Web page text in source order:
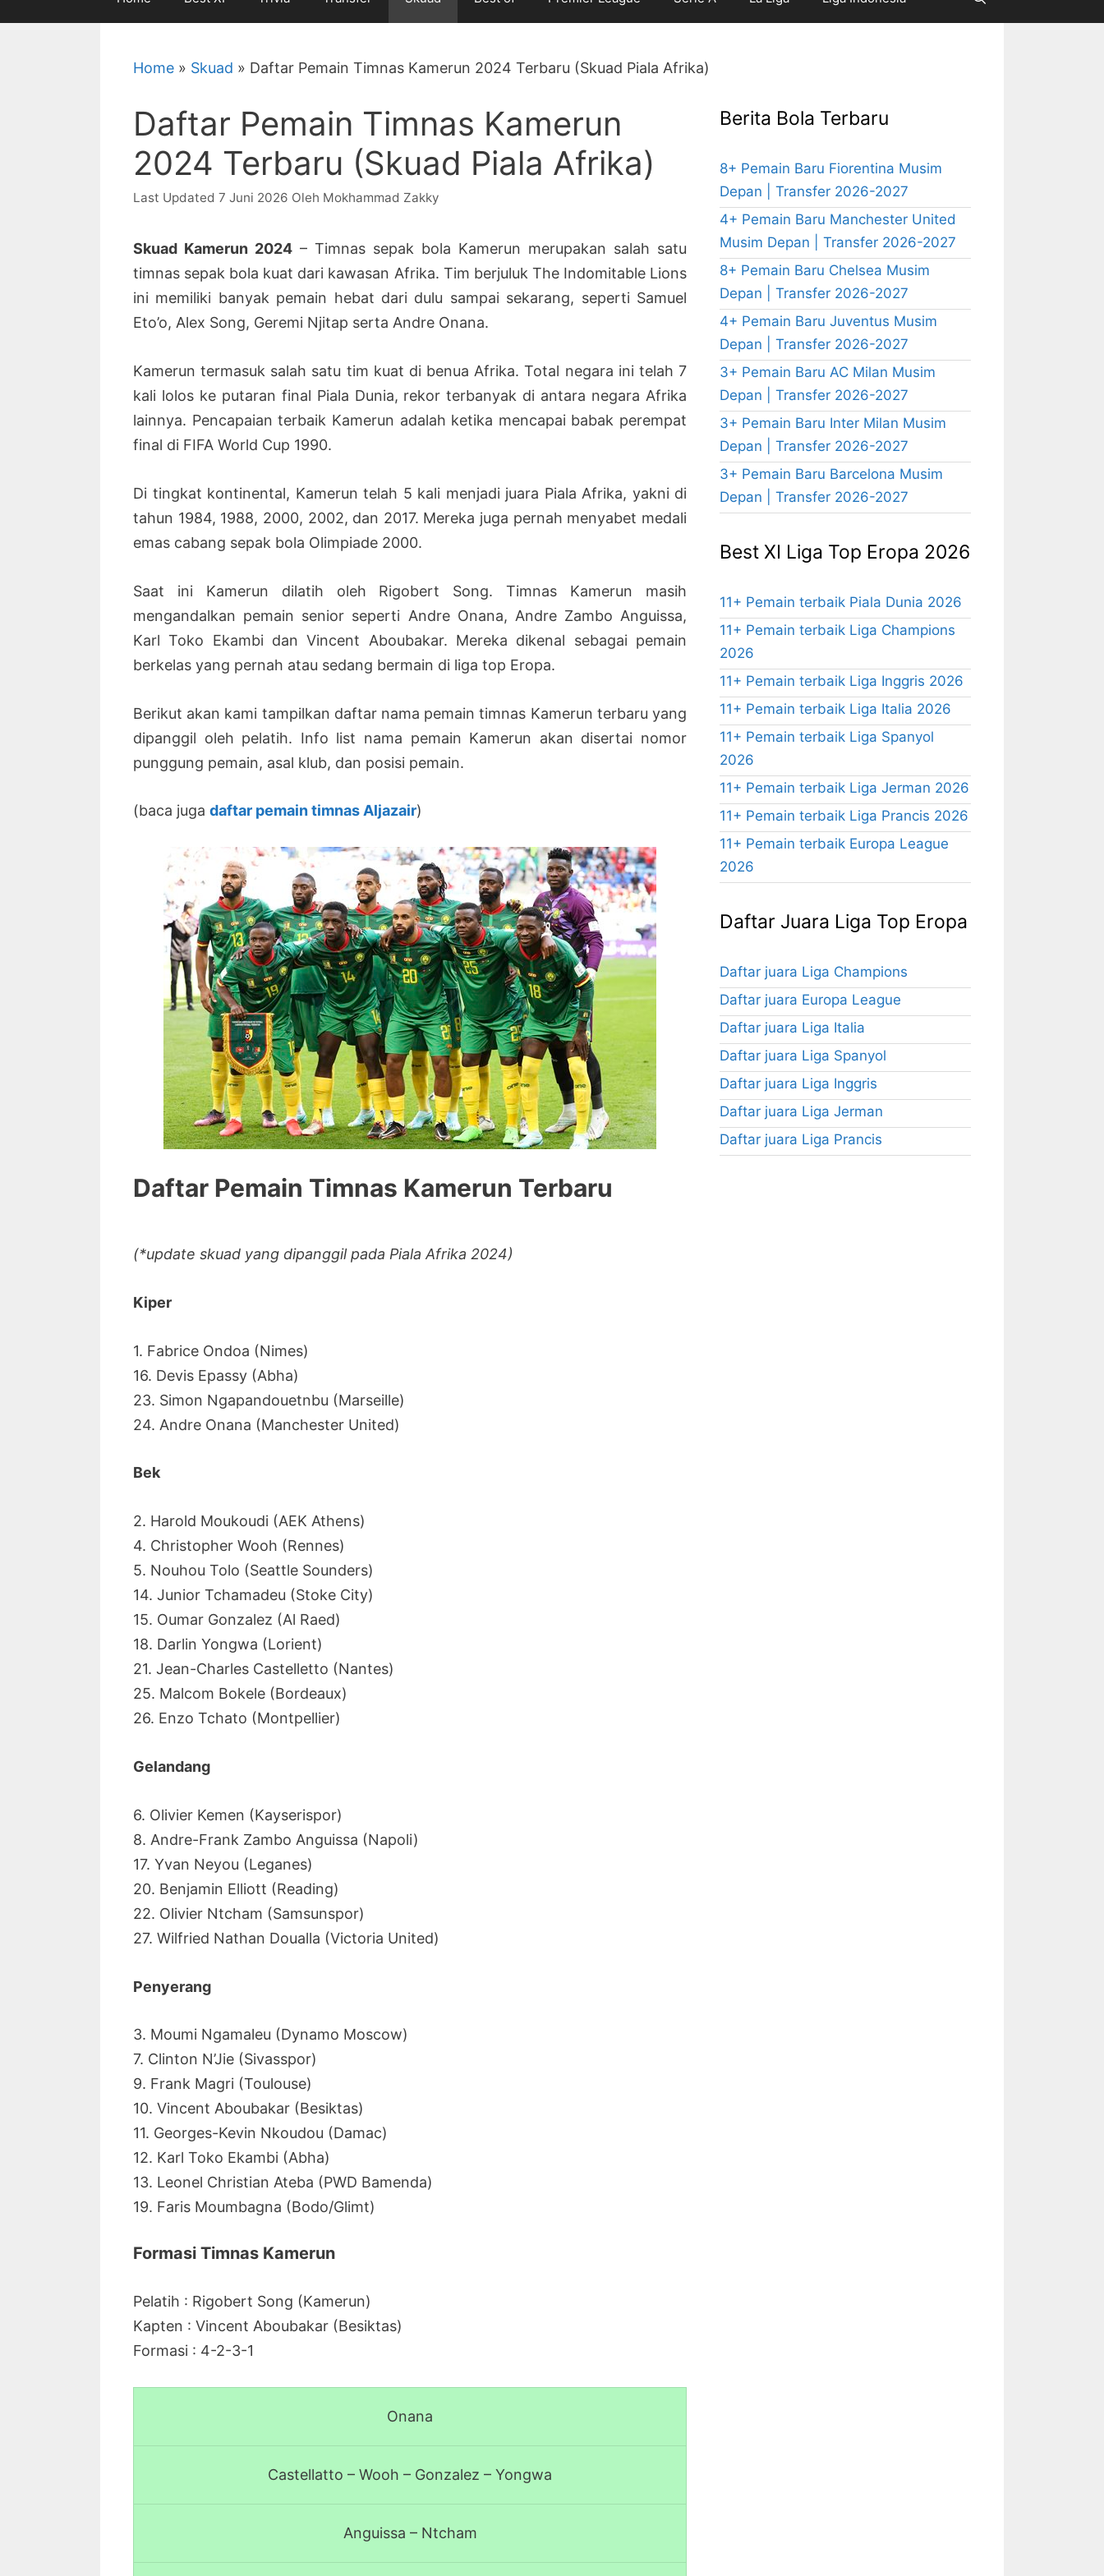
Home » Skuad » Daftar Pemain Timnas Kamerun 2024 Terbaru (Skuad Piala Afrika)
Daftar Pemain Timnas Kamerun
2024 Terbaru (Skuad Piala Afrika)
7 Juni 2026 Oleh Mokhammad Zakky
Skuad Kamerun 2024 – Timnas sepak bola Kamerun merupakan salah satu
timnas sepak bola kuat dari kawasan Afrika. Tim berjuluk The Indomitable Lions
ini memiliki banyak pemain hebat dari dulu sampai sekarang, seperti Samuel
Eto’o, Alex Song, Geremi Njitap serta Andre Onana.
Kamerun termasuk salah satu tim kuat di benua Afrika. Total negara ini telah 7
kali lolos ke putaran final Piala Dunia, rekor terbanyak di antara negara Afrika
lainnya. Pencapaian terbaik Kamerun adalah ketika mencapai babak perempat
final di FIFA World Cup 1990.
Di tingkat kontinental, Kamerun telah 5 kali menjadi juara Piala Afrika, yakni di
tahun 1984, 1988, 2000, 2002, dan 2017. Mereka juga pernah menyabet medali
emas cabang sepak bola Olimpiade 2000.
Saat ini Kamerun dilatih oleh Rigobert Song. Timnas Kamerun masih
mengandalkan pemain senior seperti Andre Onana, Andre Zambo Anguissa,
Karl Toko Ekambi dan Vincent Aboubakar. Mereka dikenal sebagai pemain
berkelas yang pernah atau sedang bermain di liga top Eropa.
Berikut akan kami tampilkan daftar nama pemain timnas Kamerun terbaru yang
dipanggil oleh pelatih. Info list nama pemain Kamerun akan disertai nomor
punggung pemain, asal klub, dan posisi pemain.
(baca juga daftar pemain timnas Aljazair)
Daftar Pemain Timnas Kamerun Terbaru
(*update skuad yang dipanggil pada Piala Afrika 2024)
Kiper
1. Fabrice Ondoa (Nimes)
16. Devis Epassy (Abha)
23. Simon Ngapandouetnbu (Marseille)
24. Andre Onana (Manchester United)
Bek
2. Harold Moukoudi (AEK Athens)
4. Christopher Wooh (Rennes)
5. Nouhou Tolo (Seattle Sounders)
14. Junior Tchamadeu (Stoke City)
15. Oumar Gonzalez (Al Raed)
18. Darlin Yongwa (Lorient)
21. Jean-Charles Castelletto (Nantes)
25. Malcom Bokele (Bordeaux)
26. Enzo Tchato (Montpellier)
Gelandang
6. Olivier Kemen (Kayserispor)
8. Andre-Frank Zambo Anguissa (Napoli)
17. Yvan Neyou (Leganes)
20. Benjamin Elliott (Reading)
22. Olivier Ntcham (Samsunspor)
27. Wilfried Nathan Doualla (Victoria United)
Penyerang
3. Moumi Ngamaleu (Dynamo Moscow)
7. Clinton N’Jie (Sivasspor)
9. Frank Magri (Toulouse)
10. Vincent Aboubakar (Besiktas)
11. Georges-Kevin Nkoudou (Damac)
12. Karl Toko Ekambi (Abha)
13. Leonel Christian Ateba (PWD Bamenda)
19. Faris Moumbagna (Bodo/Glimt)
Formasi Timnas Kamerun
Pelatih : Rigobert Song (Kamerun)
Kapten : Vincent Aboubakar (Besiktas)
Formasi : 4-2-3-1
Onana
Castellatto – Wooh – Gonzalez – Yongwa
Anguissa – Ntcham
Berita Bola Terbaru
8+ Pemain Baru Fiorentina Musim
Depan | Transfer 2026-2027
4+ Pemain Baru Manchester United
Musim Depan | Transfer 2026-2027
8+ Pemain Baru Chelsea Musim
Depan | Transfer 2026-2027
4+ Pemain Baru Juventus Musim
Depan | Transfer 2026-2027
3+ Pemain Baru AC Milan Musim
Depan | Transfer 2026-2027
3+ Pemain Baru Inter Milan Musim
Depan | Transfer 2026-2027
3+ Pemain Baru Barcelona Musim
Depan | Transfer 2026-2027
Best XI Liga Top Eropa 2026
11+ Pemain terbaik Piala Dunia 2026
11+ Pemain terbaik Liga Champions
2026
11+ Pemain terbaik Liga Inggris 2026
11+ Pemain terbaik Liga Italia 2026
11+ Pemain terbaik Liga Spanyol
2026
11+ Pemain terbaik Liga Jerman 2026
11+ Pemain terbaik Liga Prancis 2026
11+ Pemain terbaik Europa League
2026
Daftar Juara Liga Top Eropa
Daftar juara Liga Champions
Daftar juara Europa League
Daftar juara Liga Italia
Daftar juara Liga Spanyol
Daftar juara Liga Inggris
Daftar juara Liga Jerman
Daftar juara Liga Prancis